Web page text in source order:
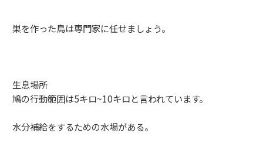
巣を作った鳥は専門家に任せましょう。
生息場所
鳩の行動範囲は5キロ~10キロと言われています。
水分補給をするための水場がある。